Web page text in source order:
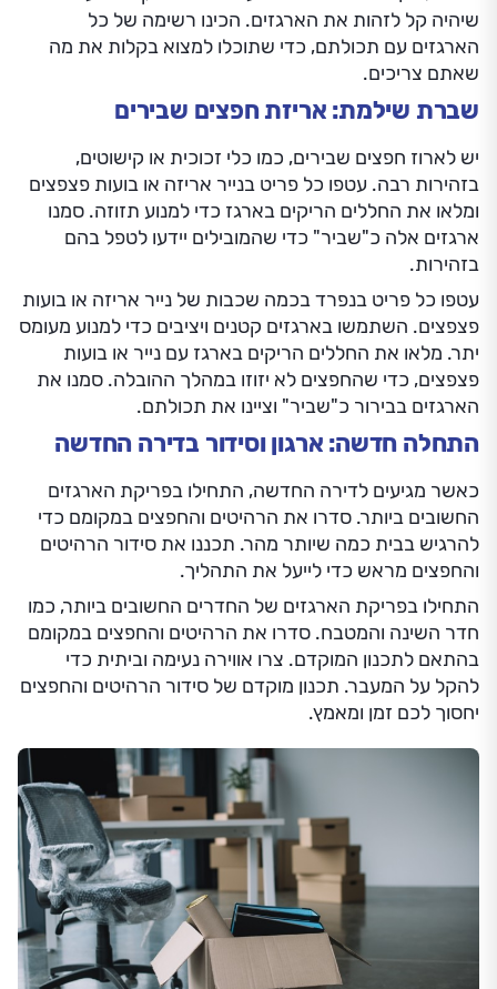
שיהיה קל לזהות את הארגזים. הכינו רשימה של כל
הארגזים עם תכולתם, כדי שתוכלו למצוא בקלות את מה
שאתם צריכים.
שברת שילמת: אריזת חפצים שבירים
יש לארוז חפצים שבירים, כמו כלי זכוכית או קישוטים,
בזהירות רבה. עטפו כל פריט בנייר אריזה או בועות פצפצים
ומלאו את החללים הריקים בארגז כדי למנוע תזוזה. סמנו
ארגזים אלה כ"שביר" כדי שהמובילים יידעו לטפל בהם
בזהירות.
עטפו כל פריט בנפרד בכמה שכבות של נייר אריזה או בועות
פצפצים. השתמשו בארגזים קטנים ויציבים כדי למנוע מעומס
יתר. מלאו את החללים הריקים בארגז עם נייר או בועות
פצפצים, כדי שהחפצים לא יזוזו במהלך ההובלה. סמנו את
הארגזים בבירור כ"שביר" וציינו את תכולתם.
התחלה חדשה: ארגון וסידור בדירה החדשה
כאשר מגיעים לדירה החדשה, התחילו בפריקת הארגזים
החשובים ביותר. סדרו את הרהיטים והחפצים במקומם כדי
להרגיש בבית כמה שיותר מהר. תכננו את סידור הרהיטים
והחפצים מראש כדי לייעל את התהליך.
התחילו בפריקת הארגזים של החדרים החשובים ביותר, כמו
חדר השינה והמטבח. סדרו את הרהיטים והחפצים במקומם
בהתאם לתכנון המוקדם. צרו אווירה נעימה וביתית כדי
להקל על המעבר. תכנון מוקדם של סידור הרהיטים והחפצים
יחסוך לכם זמן ומאמץ.